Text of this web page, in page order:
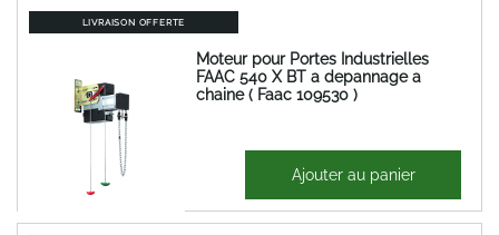
LIVRAISON OFFERTE
Moteur pour Portes Industrielles
FAAC 540 X BT a depannage a
chaine ( Faac 109530 )
1 468,32 €
Ajouter au panier